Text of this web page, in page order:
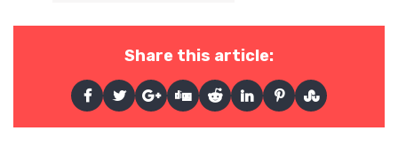
Share this article: